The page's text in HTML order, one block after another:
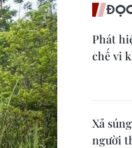
Phát
chế vi
Xả
người